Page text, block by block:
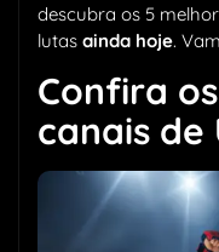
descubra os 5
lutas ainda hoje.
Confira
canais de